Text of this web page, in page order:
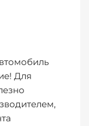
Для